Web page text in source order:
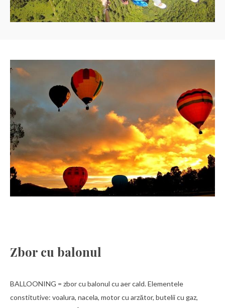
Zbor cu balonul
BALLOONING = zbor cu balonul cu aer cald. Elementele
constitutive: voalura, nacela, motor cu arzător, butelii cu gaz,